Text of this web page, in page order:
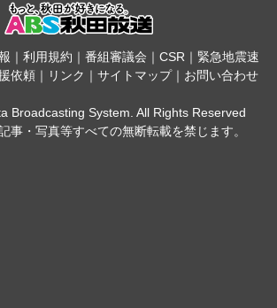
｜ 利用規約 ｜ 番組審議会 ｜ CSR｜ 緊急地震速
依頼 ｜ リンク ｜ サイトマップ｜ お問い合わせ
Broadcasting System. All Rights Reserved
事・写真等すべての無断転載を禁じます。